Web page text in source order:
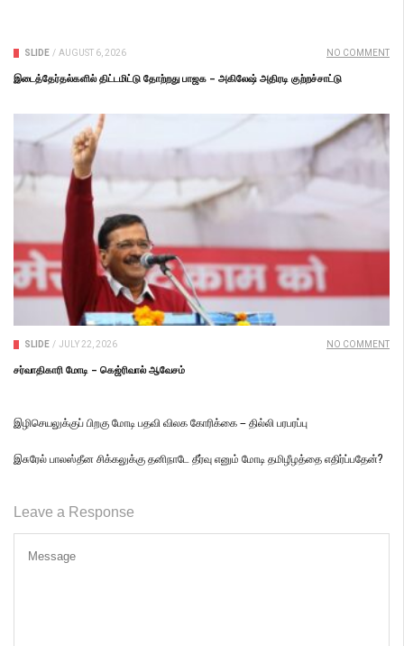
SLIDE / AUGUST 6, 2026 NO COMMENT
இடைத்தேர்தல்களில் திட்டமிட்டு தோற்றது பாஜக – அகிலேஷ் அதிரடி குற்றச்சாட்டு
SLIDE / JULY 22, 2026 NO COMMENT
சர்வாதிகாரி மோடி – கெஜ்ரிவால் ஆவேசம்
இழிசெயலுக்குப் பிறகு மோடி பதவி விலக கோரிக்கை – தில்லி பரபரப்பு
இசுரேல் பாலஸ்தீன சிக்கலுக்கு தனிநாடே தீர்வு எனும் மோடி தமிழீழத்தை எதிர்ப்பதேன்?
Leave a Response